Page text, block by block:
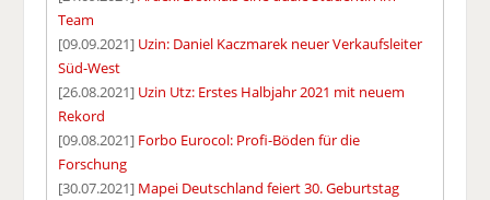
Team
[09.09.2021] Uzin: Daniel Kaczmarek neuer Verkaufsleiter
Süd-West
[26.08.2021] Uzin Utz: Erstes Halbjahr 2021 mit neuem
Rekord
[09.08.2021] Forbo Eurocol: Profi-Böden für die
Forschung
[30.07.2021] Mapei Deutschland feiert 30. Geburtstag